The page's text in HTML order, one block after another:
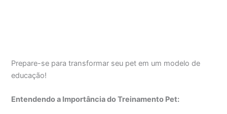
Prepare-se para transformar seu pet em um modelo de
educação!
Entendendo a Importância do Treinamento Pet: